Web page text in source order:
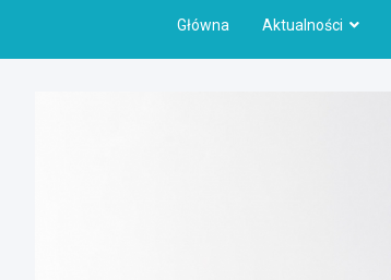
Główna Aktualności